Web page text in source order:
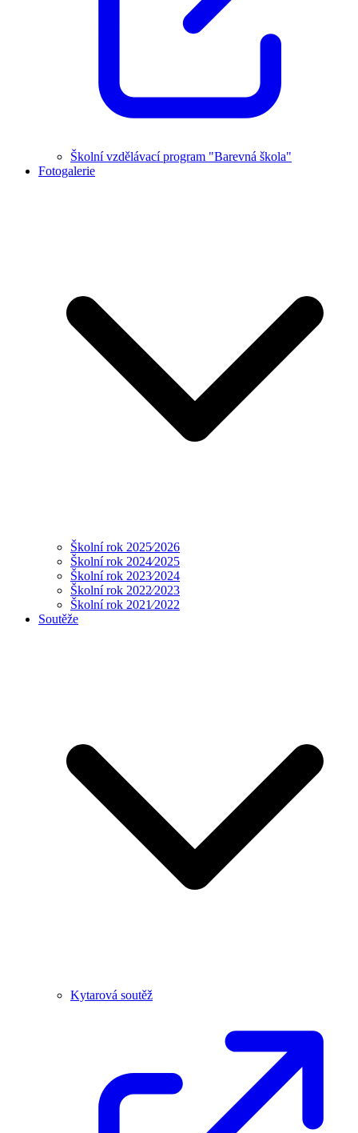
Školní vzdělávací program "Barevná škola"
Fotogalerie
Školní rok 2025⁄2026
Školní rok 2024⁄2025
Školní rok 2023⁄2024
Školní rok 2022⁄2023
Školní rok 2021⁄2022
Soutěže
Kytarová soutěž